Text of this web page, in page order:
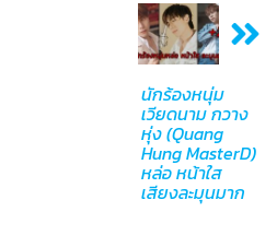
นักร้องหนุ่ม
เวียดนาม กวาง
หุ่ง (Quang
Hung MasterD)
หล่อ หน้าใส
เสียงละมุนมาก